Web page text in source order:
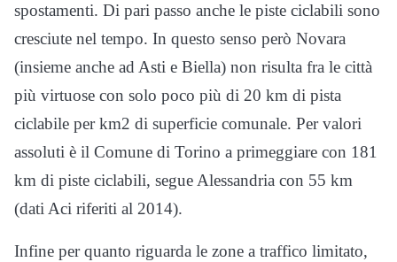
spostamenti. Di pari passo anche le piste ciclabili sono
cresciute nel tempo. In questo senso però Novara
(insieme anche ad Asti e Biella) non risulta fra le città
più virtuose con solo poco più di 20 km di pista
ciclabile per km2 di superficie comunale. Per valori
assoluti è il Comune di Torino a primeggiare con 181
km di piste ciclabili, segue Alessandria con 55 km
(dati Aci riferiti al 2014).
Infine per quanto riguarda le zone a traffico limitato,